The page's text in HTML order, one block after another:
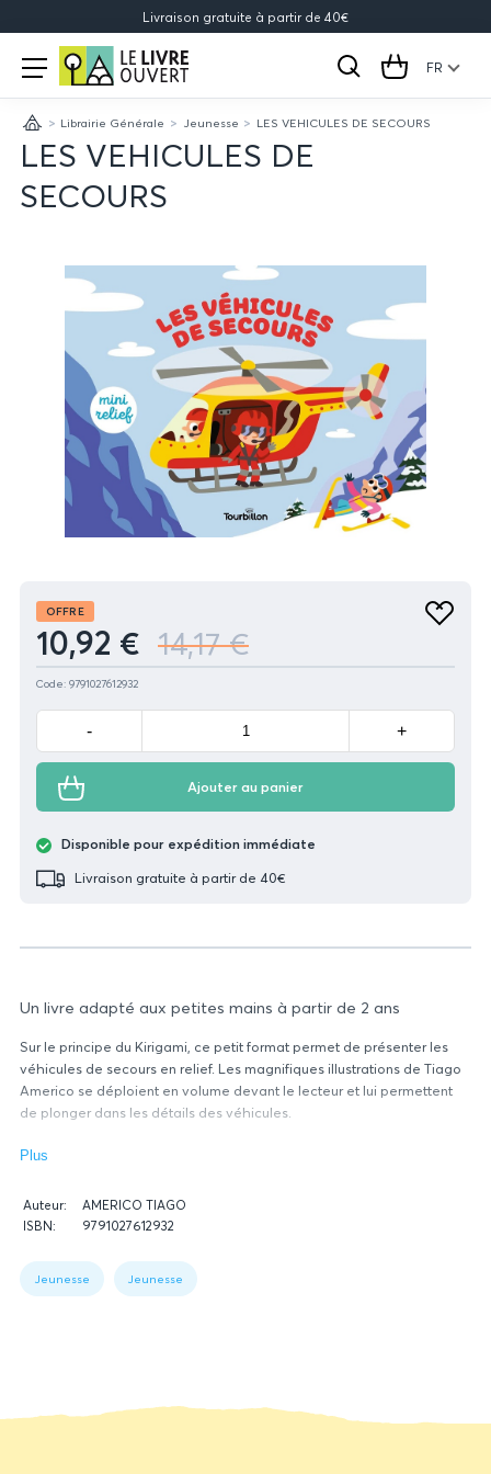
Livraison gratuite à partir de 40€
Le
Livre
Ouvert
Open
menu
Rechercher
Cart FR
AccueilLibrairie Générale Jeunesse LES VEHICULES DE SECOURS
LES VEHICULES DE
SECOURS
Un livre adapté aux petites mains à partir de 2 ans
Sur le principe du Kirigami, ce petit format permet de présenter les
véhicules de secours en relief. Les magnifiques illustrations de Tiago
Americo se déploient en volume devant le lecteur et lui permettent
de plonger dans les détails des véhicules.
Plus
Données
du
Auteur:
AMERICO TIAGO
ISBN:
9791027612932
1:
Book
Jeunesse Jeunesse
Produit
OFFRE
14,17 €
10,92 €
Ajouter
Code: 9791027612932
Minus
- Plus
+
Ajouter au panier
Disponible pour expédition immédiate
Livraison gratuite à partir de 40€